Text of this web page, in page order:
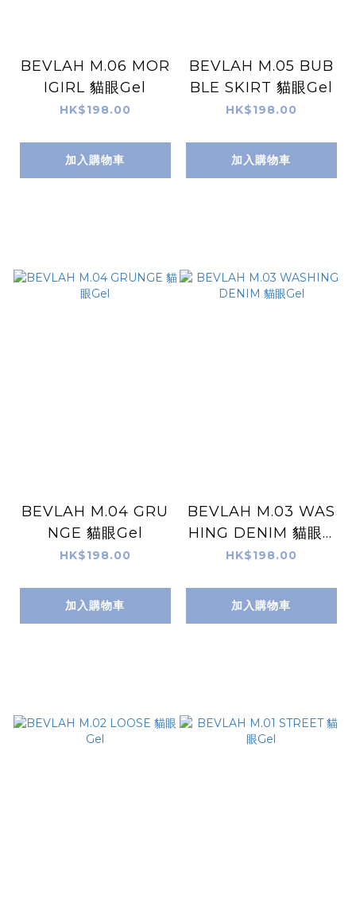
BEVLAH M.06 MOR
IGIRL 貓眼Gel
HK$198.00
加入購物車
BEVLAH M.05 BUB
BLE SKIRT 貓眼Gel
HK$198.00
加入購物車
BEVLAH M.04 GRU
NGE 貓眼Gel
HK$198.00
加入購物車
BEVLAH M.03 WAS
HING DENIM 貓眼G
el
HK$198.00
加入購物車